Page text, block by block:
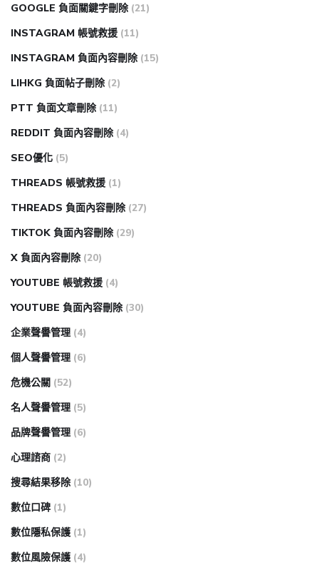
GOOGLE 負面關鍵字刪除 (21)
INSTAGRAM 帳號救援 (11)
INSTAGRAM 負面內容刪除 (15)
LIHKG 負面帖子刪除 (2)
PTT 負面文章刪除 (11)
REDDIT 負面內容刪除 (4)
SEO優化 (5)
THREADS 帳號救援 (1)
THREADS 負面內容刪除 (27)
TIKTOK 負面內容刪除 (29)
X 負面內容刪除 (20)
YOUTUBE 帳號救援 (4)
YOUTUBE 負面內容刪除 (30)
企業聲譽管理 (4)
個人聲譽管理 (6)
危機公關 (52)
名人聲譽管理 (5)
品牌聲譽管理 (6)
心理諮商 (2)
搜尋結果移除 (10)
數位口碑 (1)
數位隱私保護 (1)
數位風險保護 (4)